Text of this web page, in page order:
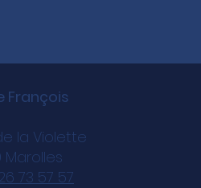
François
la Violette
Marolles
73 57 57